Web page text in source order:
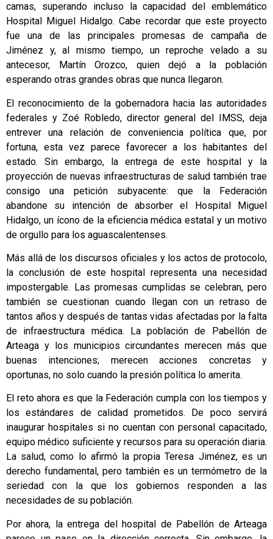
camas, superando incluso la capacidad del emblemático
Hospital Miguel Hidalgo. Cabe recordar que este proyecto
fue una de las principales promesas de campaña de
Jiménez y, al mismo tiempo, un reproche velado a su
antecesor, Martín Orozco, quien dejó a la población
esperando otras grandes obras que nunca llegaron.
El reconocimiento de la gobernadora hacia las autoridades
federales y Zoé Robledo, director general del IMSS, deja
entrever una relación de conveniencia política que, por
fortuna, esta vez parece favorecer a los habitantes del
estado. Sin embargo, la entrega de este hospital y la
proyección de nuevas infraestructuras de salud también trae
consigo una petición subyacente: que la Federación
abandone su intención de absorber el Hospital Miguel
Hidalgo, un ícono de la eficiencia médica estatal y un motivo
de orgullo para los aguascalentenses.
Más allá de los discursos oficiales y los actos de protocolo,
la conclusión de este hospital representa una necesidad
impostergable. Las promesas cumplidas se celebran, pero
también se cuestionan cuando llegan con un retraso de
tantos años y después de tantas vidas afectadas por la falta
de infraestructura médica. La población de Pabellón de
Arteaga y los municipios circundantes merecen más que
buenas intenciones; merecen acciones concretas y
oportunas, no solo cuando la presión política lo amerita.
El reto ahora es que la Federación cumpla con los tiempos y
los estándares de calidad prometidos. De poco servirá
inaugurar hospitales si no cuentan con personal capacitado,
equipo médico suficiente y recursos para su operación diaria.
La salud, como lo afirmó la propia Teresa Jiménez, es un
derecho fundamental, pero también es un termómetro de la
seriedad con la que los gobiernos responden a las
necesidades de su población.
Por ahora, la entrega del hospital de Pabellón de Arteaga